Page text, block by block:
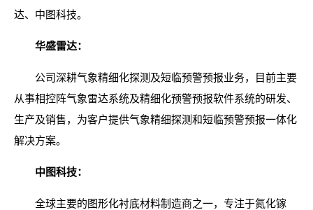
达、中图科技。
华盛雷达：
公司深耕气象精细化探测及短临预警预报业务，目前主要
从事相控阵气象雷达系统及精细化预警预报软件系统的研发、
生产及销售，为客户提供气象精细探测和短临预警预报一体化
解决方案。
中图科技：
全球主要的图形化衬底材料制造商之一，专注于氮化镓